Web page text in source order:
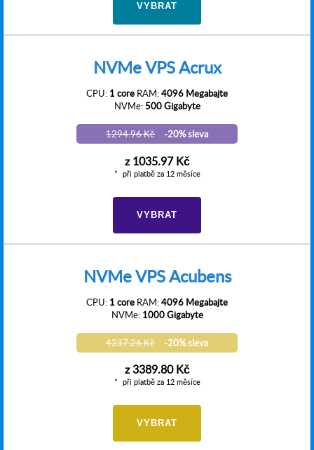
VYBRAT
NVMe VPS Acrux
CPU: 1 core RAM:4096 Megabajte
NVMe:500 Gigabyte
1294.96 Kč -20% sleva
z1035.97 Kč
při platbě za 12 měsíce
VYBRAT
NVMe VPS Acubens
CPU: 1 core RAM:4096 Megabajte
NVMe: 1000 Gigabyte
4237.26 Kč -20% sleva
z3389.80 Kč
při platbě za 12 měsíce
VYBRAT